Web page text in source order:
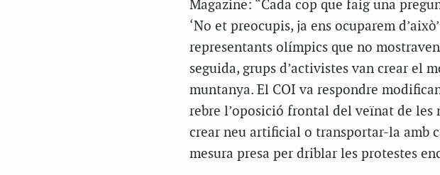
Magazine: “Cada cop que faig una
‘No et preocupis, ja ens ocuparem
representants olímpics que no
seguida, grups d’activistes van crear el
muntanya. El COI va respondre
rebre l’oposició frontal del veïnat de les
crear neu artificial o transportar-la amb
mesura presa per driblar les protestes